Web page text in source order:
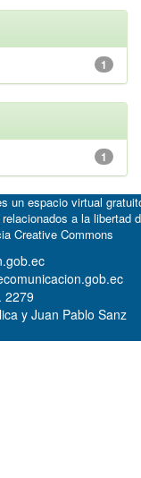
1
1
un espacio virtual
a la libertad
Creative Commons
2279
y Juan Pablo Sanz